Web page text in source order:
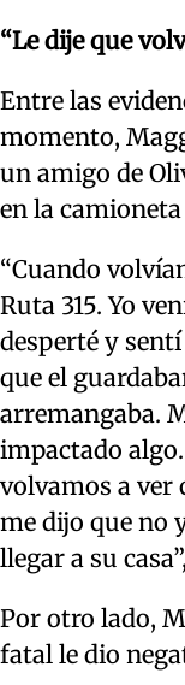
“Le dije que
Entre las
momento,
un amigo de
en la
“Cuando
Ruta 315. Yo
desperté y
que el
arremangaba.
impactado
volvamos a ver
me dijo que no
llegar a su
Por otro lado,
fatal le dio